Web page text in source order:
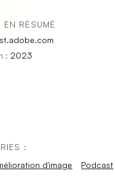
RÉSUMÉ
: 2023
:
d'image Podcast